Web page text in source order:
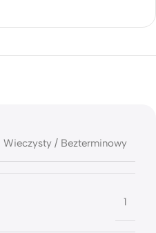
Wieczysty / Bezterminowy
1